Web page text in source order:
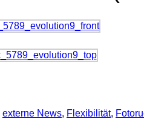
externe News, Flexibilität,